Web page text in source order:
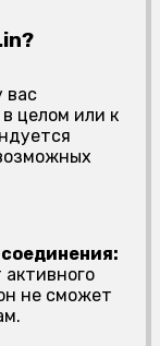
вас
целом или к
активного
не сможет